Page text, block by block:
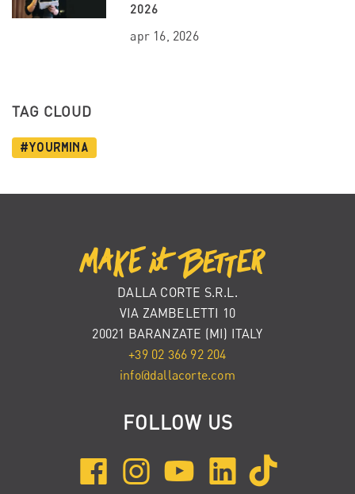
2026
apr 16, 2026
TAG CLOUD
#YourMina
DALLA CORTE S.R.L.
VIA ZAMBELETTI 10
20021 BARANZATE (MI) ITALY
+39 02 366 92 204
info@dallacorte.com
FOLLOW US